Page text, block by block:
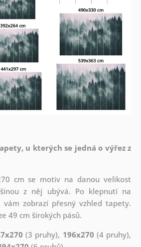
u kterých se jedná o výřez z
cm se motiv na danou velikost
z něj ubývá. Po klepnutí na
zobrazí přesný vzhled tapety.
49 cm širokých pásů.
(3 pruhy), 196x270 (4 pruhy),